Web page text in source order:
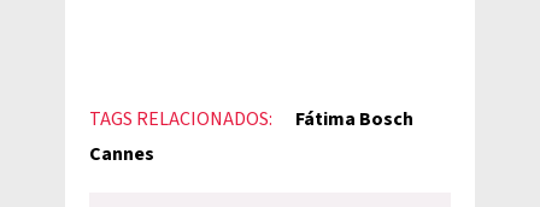
TAGS RELACIONADOS:
Fátima Bosch
Cannes